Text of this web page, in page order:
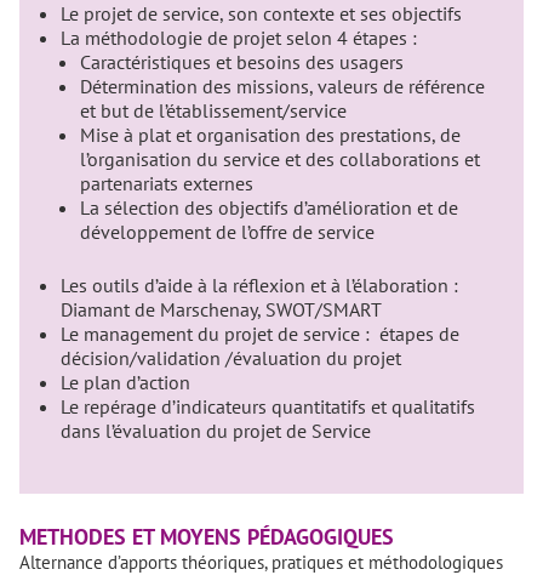
Le projet de service, son contexte et ses objectifs
La méthodologie de projet selon 4 étapes :
Caractéristiques et besoins des usagers
Détermination des missions, valeurs de référence
et but de l’établissement/service
Mise à plat et organisation des prestations, de
l’organisation du service et des collaborations et
partenariats externes
La sélection des objectifs d’amélioration et de
développement de l’offre de service
Les outils d’aide à la réflexion et à l’élaboration :
Diamant de Marschenay, SWOT/SMART
Le management du projet de service : étapes de
décision/validation /évaluation du projet
Le plan d’action
Le repérage d’indicateurs quantitatifs et qualitatifs
dans l’évaluation du projet de Service
METHODES ET MOYENS PÉDAGOGIQUES
Alternance d’apports théoriques, pratiques et méthodologiques